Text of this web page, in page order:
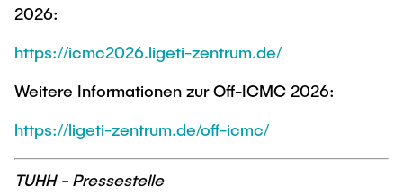
2026:
https://icmc2026.ligeti-zentrum.de/
Weitere Informationen zur Off-ICMC 2026:
https://ligeti-zentrum.de/off-icmc/
TUHH - Pressestelle